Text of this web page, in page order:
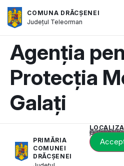
COMUNA DRĂCȘENEI
Județul Teleorman
Agenția
Protecția
Galați
PRIMĂRIA
COMUNEI
DRĂCȘENEI
Acest conținut este blocat până când acceptați categoria corespunzătoare de cookie-uri.